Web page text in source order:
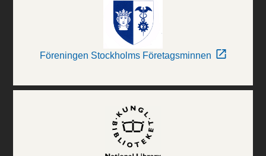
Föreningen Stockholms Företagsminnen